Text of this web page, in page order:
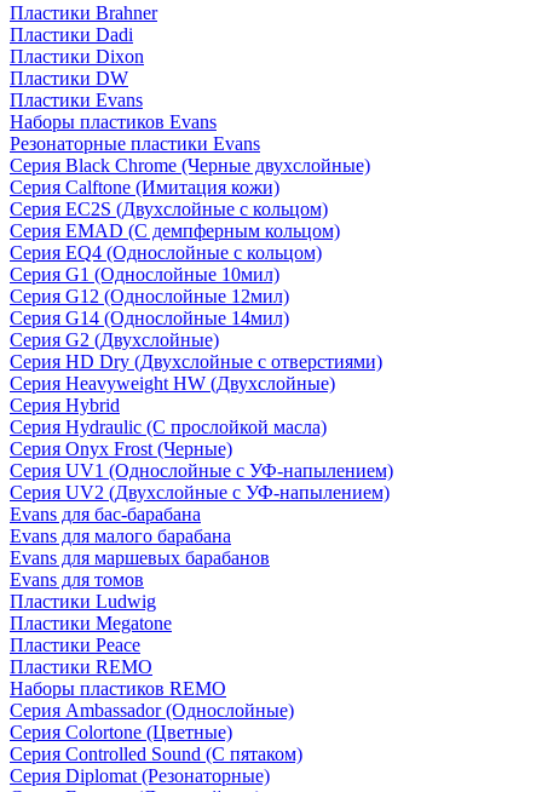
Пластики Brahner
Пластики Dadi
Пластики Dixon
Пластики DW
Пластики Evans
Наборы пластиков Evans
Резонаторные пластики Evans
Серия Black Chrome (Черные двухслойные)
Серия Calftone (Имитация кожи)
Серия EC2S (Двухслойные с кольцом)
Серия EMAD (С демпферным кольцом)
Серия EQ4 (Однослойные с кольцом)
Серия G1 (Однослойные 10мил)
Серия G12 (Однослойные 12мил)
Серия G14 (Однослойные 14мил)
Серия G2 (Двухслойные)
Серия HD Dry (Двухслойные с отверстиями)
Серия Heavyweight HW (Двухслойные)
Серия Hybrid
Серия Hydraulic (С прослойкой масла)
Серия Onyx Frost (Черные)
Серия UV1 (Однослойные с УФ-напылением)
Серия UV2 (Двухслойные с УФ-напылением)
Evans для бас-барабана
Evans для малого барабана
Evans для маршевых барабанов
Evans для томов
Пластики Ludwig
Пластики Megatone
Пластики Peace
Пластики REMO
Наборы пластиков REMO
Серия Ambassador (Однослойные)
Серия Colortone (Цветные)
Серия Controlled Sound (С пятаком)
Серия Diplomat (Резонаторные)